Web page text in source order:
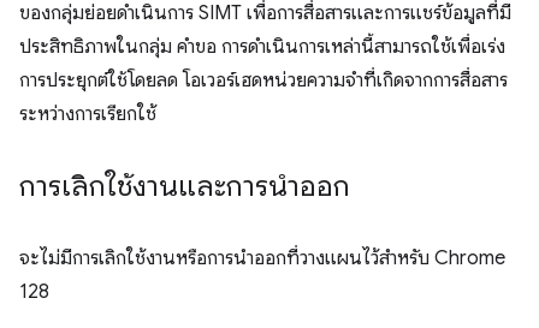
ของกลุ่มย่อยดำเนินการ SIMT เพื่อการสื่อสารและการแชร์ข้อมูลที่มี
ประสิทธิภาพในกลุ่ม คำขอ การดำเนินการเหล่านี้สามารถใช้เพื่อเร่ง
การประยุกต์ใช้โดยลด โอเวอร์เฮดหน่วยความจำที่เกิดจากการสื่อสาร
ระหว่างการเรียกใช้
การเลิกใช้งานและการนำออก
จะไม่มีการเลิกใช้งานหรือการนำออกที่วางแผนไว้สำหรับ Chrome
128